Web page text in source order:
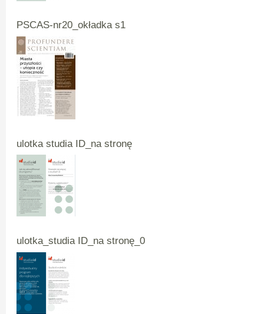
PSCAS-nr20_okładka s1
ulotka studia ID_na stronę
ulotka_studia ID_na stronę_0